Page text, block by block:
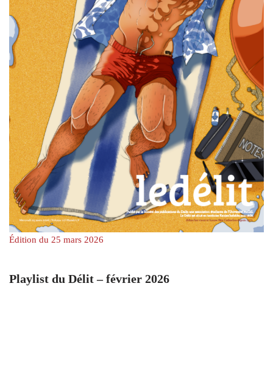
Édition du 25 mars 2026
Playlist du Délit – février 2026